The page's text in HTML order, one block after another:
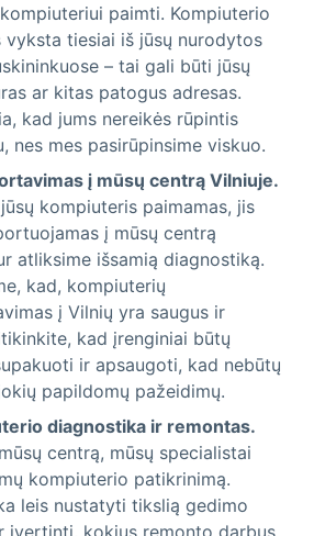
paimti. Kompiuterio
vyksta tiesiai iš jūsų nurodytos
– tai gali būti jūsų
ar kitas patogus adresas.
kad jums nereikės rūpintis
nes mes pasirūpinsime viskuo.
į mūsų centrą Vilniuje.
kompiuteris paimamas, jis
į mūsų centrą
atliksime išsamią diagnostiką.
kad, kompiuterių
į Vilnių yra saugus ir
kad įrenginiai būtų
ir apsaugoti, kad nebūtų
papildomų pažeidimų.
diagnostika ir remontas.
centrą, mūsų specialistai
kompiuterio patikrinimą.
leis nustatyti tikslią gedimo
įvertinti, kokius remonto darbus